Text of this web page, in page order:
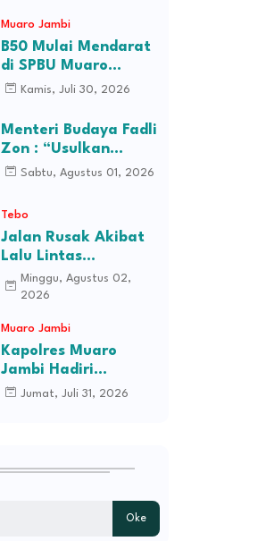
Muaro Jambi
B50 Mulai Mendarat
di SPBU Muaro
Jambi, Stok Ludes
Kamis, Juli 30, 2026
Menteri Budaya Fadli
Zon : “Usulkan
Perusahaan Itu
Sabtu, Agustus 01, 2026
Tebo
Jalan Rusak Akibat
Lalu Lintas
Kendaraan
Perusahaan,
Desa Kec Tebo Ilir
Bakal Blokade Jalan
Minggu, Agustus 02,
2026
Muaro Jambi
Kapolres Muaro
Jambi Hadiri
Pelantikan Pengurus
Jumat, Juli 31, 2026